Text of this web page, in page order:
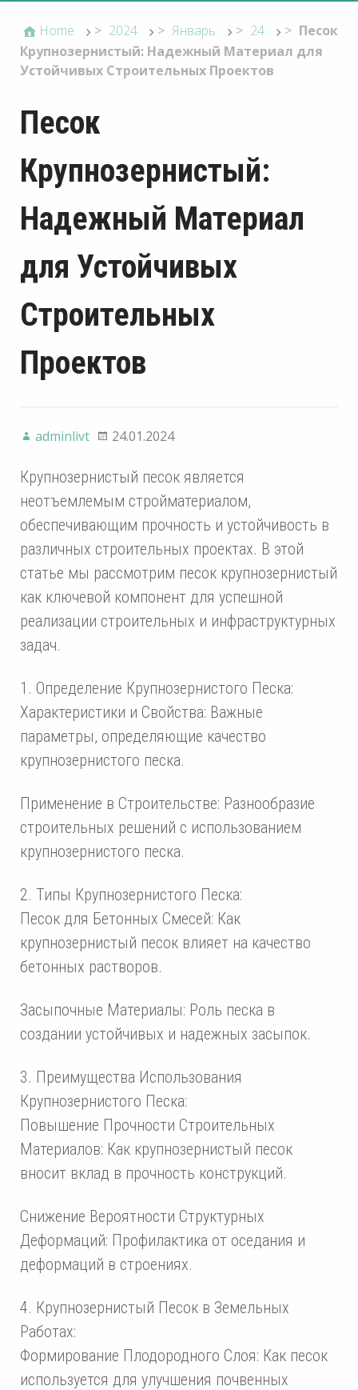
Home > 2024 > Январь > 24 > Песок
Крупнозернистый: Надежный Материал для
Устойчивых Строительных Проектов
Песок
Крупнозернистый:
Надежный Материал
для Устойчивых
Строительных
Проектов
adminlivt 24.01.2024
Крупнозернистый песок является
неотъемлемым стройматериалом,
обеспечивающим прочность и устойчивость в
различных строительных проектах. В этой
статье мы рассмотрим песок крупнозернистый
как ключевой компонент для успешной
реализации строительных и инфраструктурных
задач.
1. Определение Крупнозернистого Песка:
Характеристики и Свойства: Важные
параметры, определяющие качество
крупнозернистого песка.
Применение в Строительстве: Разнообразие
строительных решений с использованием
крупнозернистого песка.
2. Типы Крупнозернистого Песка:
Песок для Бетонных Смесей: Как
крупнозернистый песок влияет на качество
бетонных растворов.
Засыпочные Материалы: Роль песка в
создании устойчивых и надежных засыпок.
3. Преимущества Использования
Крупнозернистого Песка:
Повышение Прочности Строительных
Материалов: Как крупнозернистый песок
вносит вклад в прочность конструкций.
Снижение Вероятности Структурных
Деформаций: Профилактика от оседания и
деформаций в строениях.
4. Крупнозернистый Песок в Земельных
Работах:
Формирование Плодородного Слоя: Как песок
используется для улучшения почвенных